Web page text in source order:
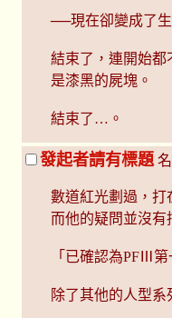
──現在卻變成了
結束了，連開始都
是漆黑的屍塊。
結束了…。
發起者請有標題
數道紅光劃過，打
而他的疑問並沒有
「已確認為PFⅢ
除了其他的人型系